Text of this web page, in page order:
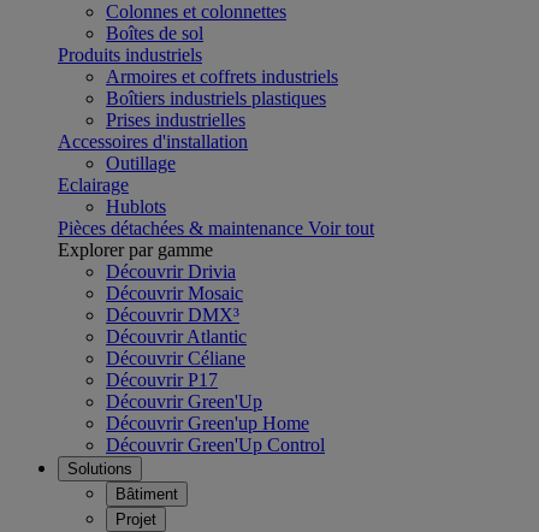
Colonnes et colonnettes
Boîtes de sol
Produits industriels
Armoires et coffrets industriels
Boîtiers industriels plastiques
Prises industrielles
Accessoires d'installation
Outillage
Eclairage
Hublots
Pièces détachées & maintenance Voir tout
Explorer par gamme
Découvrir Drivia
Découvrir Mosaic
Découvrir DMX³
Découvrir Atlantic
Découvrir Céliane
Découvrir P17
Découvrir Green'Up
Découvrir Green'up Home
Découvrir Green'Up Control
Solutions
Bâtiment
Projet